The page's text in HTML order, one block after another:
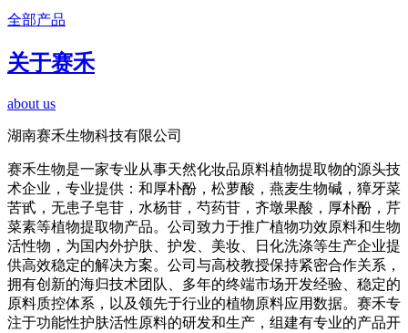
全部产品
关于赛禾
about us
湖南赛禾生物科技有限公司
赛禾生物是一家专业从事天然化妆品原料植物提取物的源头技
术企业，专业提供：和厚朴酚，松萝酸，燕麦生物碱，獐牙菜
苦甙，无患子皂苷，水杨苷，芍药苷，齐墩果酸，厚朴酚，芹
菜素等植物提取物产品。公司致力于推广植物功效原料和生物
活性物，为国内外护肤、护发、美妆、日化洗涤等生产企业提
供高效稳定的解决方案。公司与高校教授保持紧密合作关系，
拥有创新的海归技术团队、多年的终端市场开发经验、稳定的
原料质控体系，以及领先于行业的植物原料应用数据。赛禾专
注于功能性护肤活性原料的研发和生产，组建有专业的产品开